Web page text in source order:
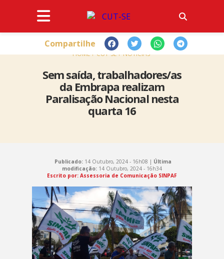
HOME CUT-SE NOTÍCIAS
Sem saída, trabalhadores/as
da Embrapa realizam
Paralisação Nacional nesta
quarta 16
Compartilhe
Publicado:14 Outubro, 2024 - 16h08 | Última
modificação: 14 Outubro, 2024 - 16h34
Escrito por: Assessoria de Comunicação SINPAF